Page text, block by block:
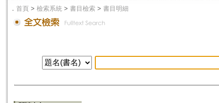
． 首頁 > 檢索系統 > 書目檢索 > 書目明細